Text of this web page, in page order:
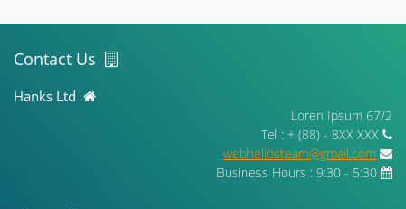
67/2 Loren Ipsum
webheliosteam@gmail.com